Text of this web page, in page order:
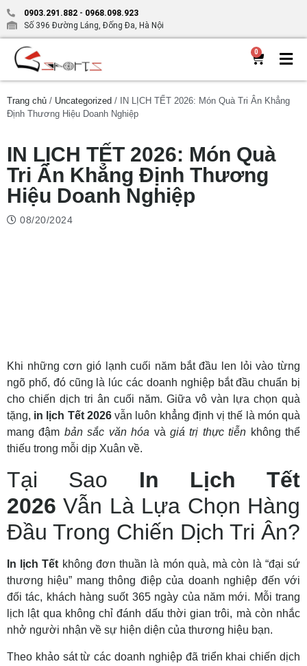
0903.291.882 - 0968.098.923
Số 396 Đường Láng, Đống Đa, Hà Nội
0
Trang chủ / Uncategorized / IN LỊCH TẾT 2026: Món Quà Tri Ân Khẳng
Định Thương Hiệu Doanh Nghiệp
IN LỊCH TẾT 2026: Món Quà
Tri Ân Khẳng Định Thương
Hiệu Doanh Nghiệp
08/20/2024
Khi những cơn gió lạnh cuối năm bắt đầu len lỏi vào từng
ngõ phố, đó cũng là lúc các doanh nghiệp bắt đầu chuẩn bị
cho chiến dịch tri ân cuối năm. Giữa vô vàn lựa chọn quà
tặng, in lịch Tết 2026vẫn luôn khẳng định vị thế là món quà
mang đậm bản sắc văn hóa và giá trị thực tiễn không thể
thiếu trong mỗi dịp Xuân về.
Tại Sao In Lịch Tết
2026 Vẫn Là Lựa Chọn Hàng
Đầu Trong Chiến Dịch Tri Ân?
In lịch Tết không đơn thuần là món quà, mà còn là “đại sứ
thương hiệu” mang thông điệp của doanh nghiệp đến với
đối tác, khách hàng suốt 365 ngày của năm mới. Mỗi trang
lịch lật qua không chỉ đánh dấu thời gian trôi, mà còn nhắc
nhở người nhận về sự hiện diện của thương hiệu bạn.
Theo khảo sát từ các doanh nghiệp đã triển khai chiến dịch